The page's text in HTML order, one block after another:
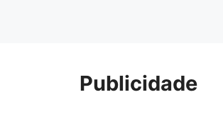
Publicidade